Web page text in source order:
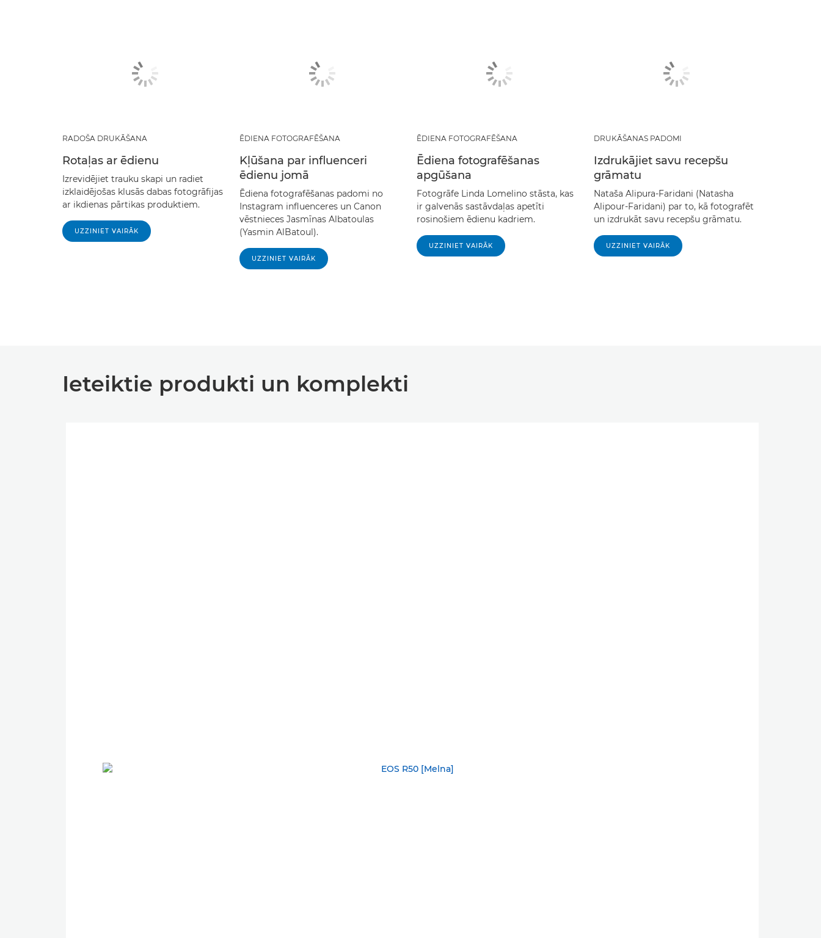
RADOŠA DRUKĀŠANA
Rotaļas ar ēdienu
Izrevidējiet trauku skapi un radiet
izklaidējošas klusās dabas fotogrāfijas
ar ikdienas pārtikas produktiem.
UZZINIET VAIRĀK
ĒDIENA FOTOGRAFĒŠANA
Kļūšana par influenceri
ēdienu jomā
Ēdiena fotografēšanas padomi no
Instagram influenceres un Canon
vēstnieces Jasmīnas Albatoulas
(Yasmin AlBatoul).
UZZINIET VAIRĀK
ĒDIENA FOTOGRAFĒŠANA
Ēdiena fotografēšanas
apgūšana
Fotogrāfe Linda Lomelino stāsta, kas
ir galvenās sastāvdaļas apetīti
rosinošiem ēdienu kadriem.
UZZINIET VAIRĀK
DRUKĀŠANAS PADOMI
Izdrukājiet savu recepšu
grāmatu
Nataša Alipura-Faridani (Natasha
Alipour-Faridani) par to, kā fotografēt
un izdrukāt savu recepšu grāmatu.
UZZINIET VAIRĀK
Ieteiktie produkti un komplekti